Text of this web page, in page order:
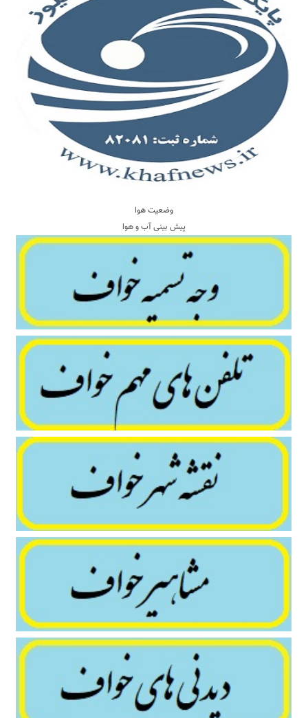
وضعیت هوا
پیش بینی آب و هوا